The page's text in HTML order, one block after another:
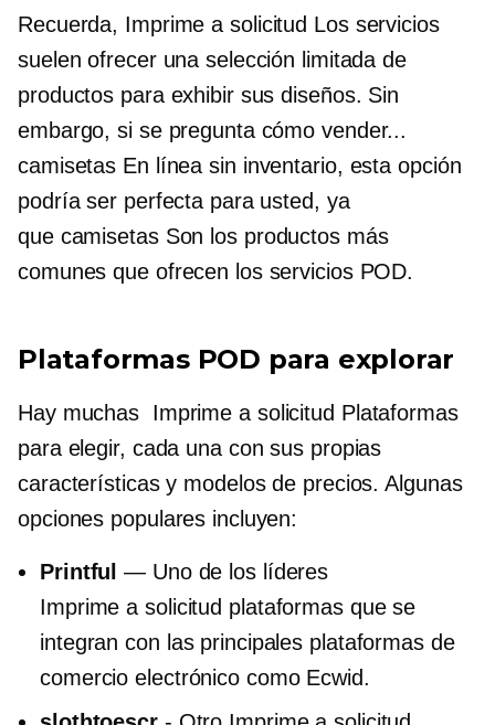
Recuerda, Imprime a solicitud Los servicios
suelen ofrecer una selección limitada de
productos para exhibir sus diseños. Sin
embargo, si se pregunta cómo vender...
camisetas En línea sin inventario, esta opción
podría ser perfecta para usted, ya
que camisetasSon los productos más
comunes que ofrecen los servicios POD.
Plataformas POD para explorar
Hay muchas Imprime a solicitud Plataformas
para elegir, cada una con sus propias
características y modelos de precios. Algunas
opciones populares incluyen:
Printful — Uno de los líderes
Imprime a solicitud plataformas que se
integran con las principales plataformas de
comercio electrónico como Ecwid.